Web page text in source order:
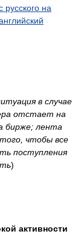
русского на
в случае
отстает на
бирже; лента
чтобы все
поступления
)
активности